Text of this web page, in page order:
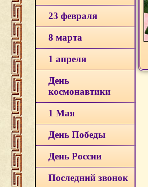
23 февраля
8 марта
1 апреля
День
космонавтики
1 Мая
День Победы
День России
Последний звонок